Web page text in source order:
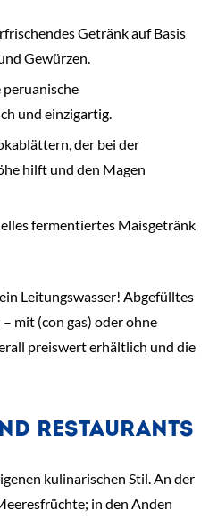
Getränk auf Basis
Gewürzen.
peruanische
und einzigartig.
der bei der
hilft und den Magen
fermentiertes Maisgetränk
Leitungswasser! Abgefülltes
mit (con gas) oder ohne
preiswert erhältlich und die
RESTAURANTS
kulinarischen Stil. An der
in den Anden